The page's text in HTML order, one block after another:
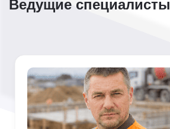
Ведущие специалисты